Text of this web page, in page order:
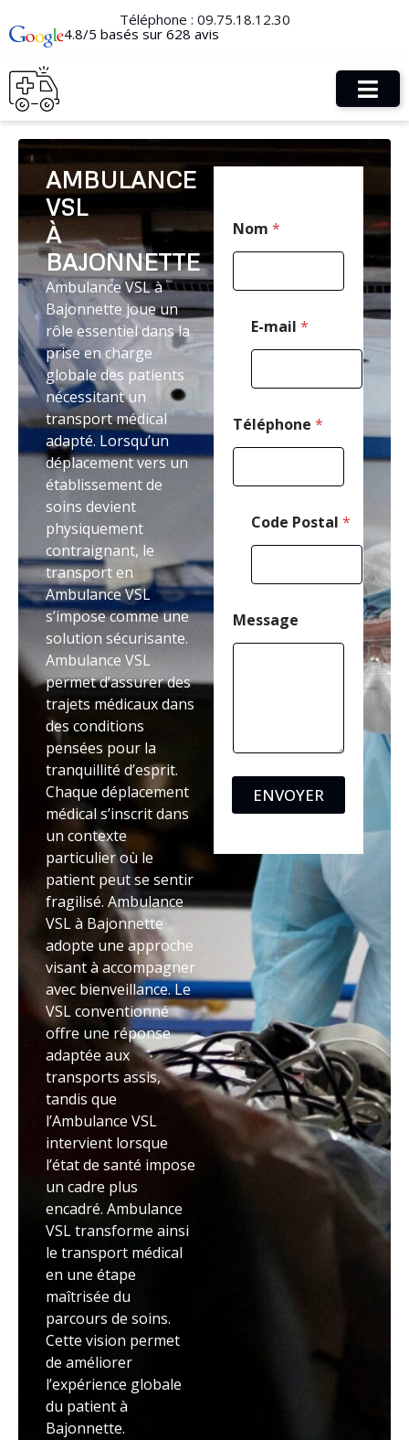
Téléphone : 09.75.18.12.30
4.8/5 basés sur 628 avis
AMBULANCE
VSL
À
BAJONNETTE
Ambulance VSL à
Bajonnette joue un
rôle essentiel dans la
prise en charge
globale des patients
nécessitant un
transport médical
adapté. Lorsqu’un
déplacement vers un
établissement de
soins devient
physiquement
contraignant, le
transport en
Ambulance VSL
s’impose comme une
solution sécurisante.
Ambulance VSL
permet d’assurer des
trajets médicaux dans
des conditions
pensées pour la
tranquillité d’esprit.
Chaque déplacement
médical s’inscrit dans
un contexte
particulier où le
patient peut se sentir
fragilisé. Ambulance
VSL à Bajonnette
adopte une approche
visant à accompagner
avec bienveillance. Le
VSL conventionné
offre une réponse
adaptée aux
transports assis,
tandis que
l’Ambulance VSL
intervient lorsque
l’état de santé impose
un cadre plus
encadré. Ambulance
VSL transforme ainsi
le transport médical
en une étape
maîtrisée du
parcours de soins.
Cette vision permet
de améliorer
l’expérience globale
du patient à
Bajonnette.
Nom *
-
a
h
o
e
E-mail *
Téléphone *
Code Postal *
Message
ENVOYER